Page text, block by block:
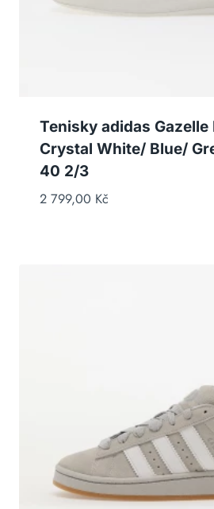
Tenisky adidas Gazelle
Crystal White/ Blue/
40 2/3
2 799,00 Kč